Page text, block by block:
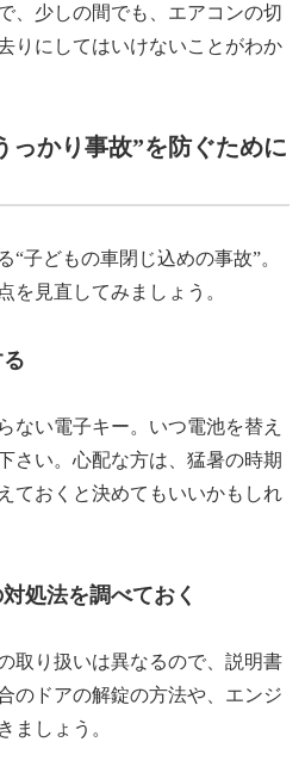
、少しの間でも、エアコンの切
りにしてはいけないことがわか
っかり事故”を防ぐために
“子どもの車閉じ込めの事故”。
を見直してみましょう。
ない電子キー。いつ電池を替え
さい。心配な方は、猛暑の時期
ておくと決めてもいいかもしれ
処法を調べておく
取り扱いは異なるので、説明書
のドアの解錠の方法や、エンジ
ましょう。